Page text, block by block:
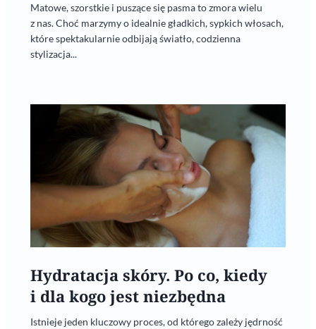
Matowe, szorstkie i puszące się pasma to zmora wielu
z nas. Choć marzymy o idealnie gładkich, sypkich włosach,
które spektakularnie odbijają światło, codzienna
stylizacja...
Hydratacja skóry. Po co, kiedy
i dla kogo jest niezbędna
Istnieje jeden kluczowy proces, od którego zależy jędrność